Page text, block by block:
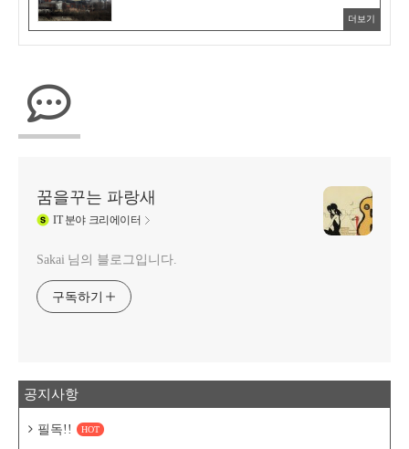
더보기
꿈을꾸는 파랑새
IT분야 크리에이터
Sakai 님의 블로그입니다.
구독하기
공지사항
필독!! HOT